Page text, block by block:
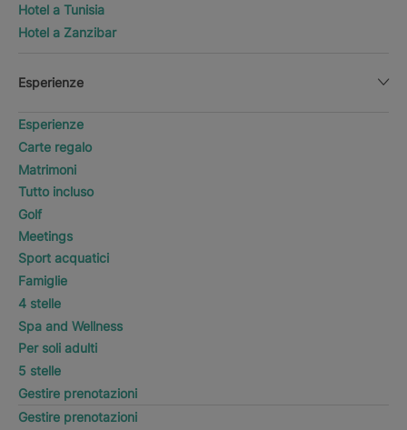
Hotel a Tunisia
Hotel a Zanzibar
Esperienze
Esperienze
Carte regalo
Matrimoni
Tutto incluso
Golf
Meetings
Sport acquatici
Famiglie
4 stelle
Spa and Wellness
Per soli adulti
5 stelle
Gestire prenotazioni
Gestire prenotazioni